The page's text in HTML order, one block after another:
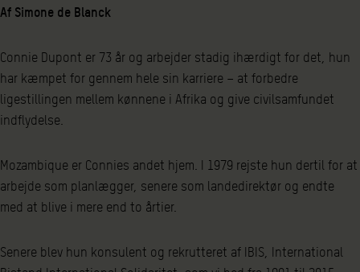
Af Simone de Blanck
Connie Dupont er 73 år og arbejder stadig ihærdigt for det, hun
har kæmpet for gennem hele sin karriere – at forbedre
ligestillingen mellem kønnene i Afrika og give civilsamfundet
indflydelse.
Mozambique er Connies andet hjem. I 1979 rejste hun dertil for at
arbejde som planlægger, senere som landedirektør og endte
med at blive i mere end to årtier.
Senere blev hun konsulent og rekrutteret af IBIS, International